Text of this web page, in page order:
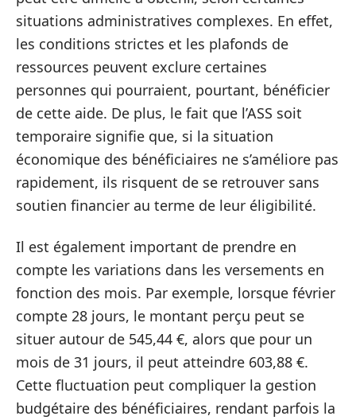
situations administratives complexes. En effet,
les conditions strictes et les plafonds de
ressources peuvent exclure certaines
personnes qui pourraient, pourtant, bénéficier
de cette aide. De plus, le fait que l’ASS soit
temporaire signifie que, si la situation
économique des bénéficiaires ne s’améliore pas
rapidement, ils risquent de se retrouver sans
soutien financier au terme de leur éligibilité.
Il est également important de prendre en
compte les variations dans les versements en
fonction des mois. Par exemple, lorsque février
compte 28 jours, le montant perçu peut se
situer autour de 545,44 €, alors que pour un
mois de 31 jours, il peut atteindre 603,88 €.
Cette fluctuation peut compliquer la gestion
budgétaire des bénéficiaires, rendant parfois la